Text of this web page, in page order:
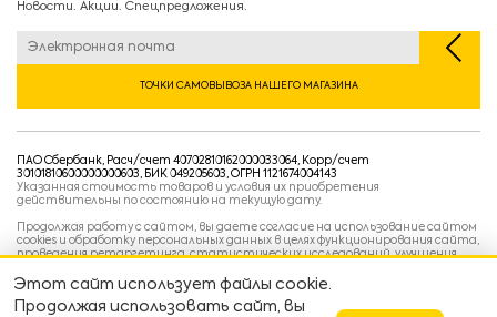
Новости. Акции. Спецпредложения.
ТОЧКИ САМОВЫВОЗА НАШЕГО МАГАЗИНА
ПАО Сбербанк, Расч/счет 40702810162000033064, Корр/счет
30101810600000000603, БИК 049205603, ОГРН 1121674004143
Указанная стоимость товаров и условия их приобретения
действительны по состоянию на текущую дату.
Продолжая работу с сайтом, вы даете согласие на использование сайтом
cookies и обработку персональных данных в целях функционирования сайта,
проведения ретаргетинга, статистических исследований, улучшения
ваших предпочтений и интересов.
Политика конфиденциальности
Условия пользовательского соглашения
Этот сайт использует файлы cookie.
Продолжая использовать сайт, вы